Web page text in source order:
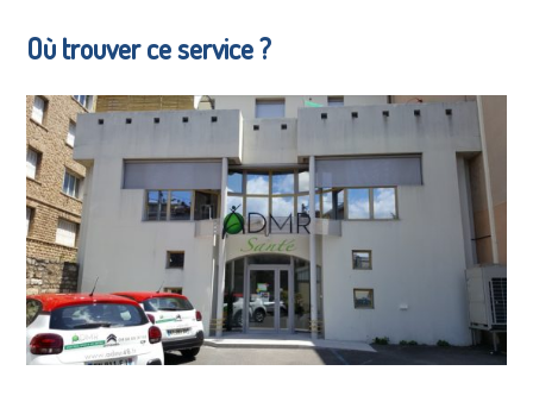
Où trouver ce service ?